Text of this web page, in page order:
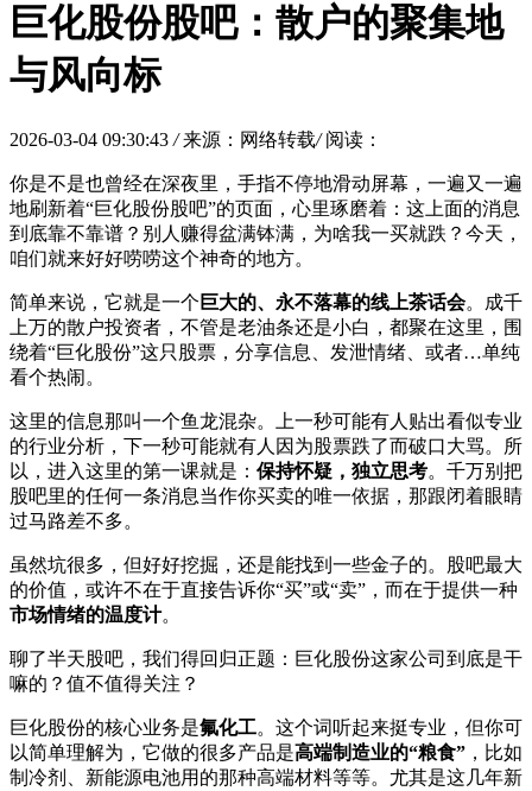
巨化股份股吧：散户的聚集地
与风向标
2026-03-04 09:30:43 / 来源：网络转载/ 阅读：
你是不是也曾经在深夜里，手指不停地滑动屏幕，一遍又一遍
地刷新着“巨化股份股吧”的页面，心里琢磨着：这上面的消息
到底靠不靠谱？别人赚得盆满钵满，为啥我一买就跌？今天，
咱们就来好好唠唠这个神奇的地方。
简单来说，它就是一个 巨大的、永不落幕的线上茶话会。成千
上万的散户投资者，不管是老油条还是小白，都聚在这里，围
绕着“巨化股份”这只股票，分享信息、发泄情绪、或者…单纯
看个热闹。
这里的信息那叫一个鱼龙混杂。上一秒可能有人贴出看似专业
的行业分析，下一秒可能就有人因为股票跌了而破口大骂。所
以，进入这里的第一课就是： 保持怀疑，独立思考。千万别把
股吧里的任何一条消息当作你买卖的唯一依据，那跟闭着眼睛
过马路差不多。
虽然坑很多，但好好挖掘，还是能找到一些金子的。股吧最大
的价值，或许不在于直接告诉你“买”或“卖”，而在于提供一种
市场情绪的温度计。
聊了半天股吧，我们得回归正题：巨化股份这家公司到底是干
嘛的？值不值得关注？
巨化股份的核心业务是氟化工。这个词听起来挺专业，但你可
以简单理解为，它做的很多产品是高端制造业的“粮食” ，比如
制冷剂、新能源电池用的那种高端材料等等。尤其是这几年新